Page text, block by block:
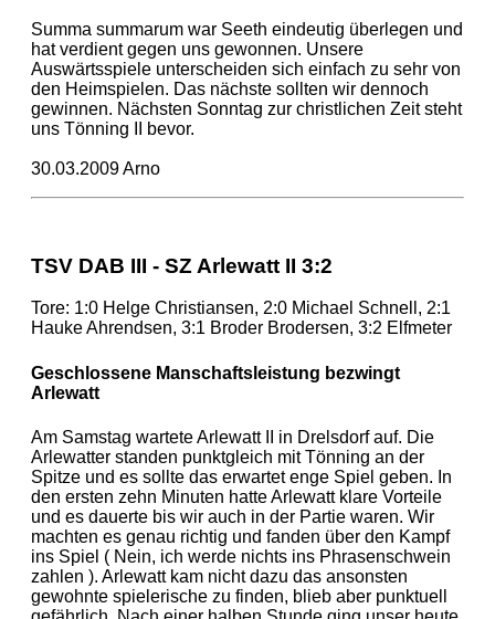
Summa summarum war Seeth eindeutig überlegen und
hat verdient gegen uns gewonnen. Unsere
Auswärtsspiele unterscheiden sich einfach zu sehr von
den Heimspielen. Das nächste sollten wir dennoch
gewinnen. Nächsten Sonntag zur christlichen Zeit steht
uns Tönning II bevor.
30.03.2009 Arno
TSV DAB III - SZ Arlewatt II 3:2
Tore: 1:0 Helge Christiansen, 2:0 Michael Schnell, 2:1
Hauke Ahrendsen, 3:1 Broder Brodersen, 3:2 Elfmeter
Geschlossene Manschaftsleistung bezwingt
Arlewatt
Am Samstag wartete Arlewatt II in Drelsdorf auf. Die
Arlewatter standen punktgleich mit Tönning an der
Spitze und es sollte das erwartet enge Spiel geben. In
den ersten zehn Minuten hatte Arlewatt klare Vorteile
und es dauerte bis wir auch in der Partie waren. Wir
machten es genau richtig und fanden über den Kampf
ins Spiel ( Nein, ich werde nichts ins Phrasenschwein
zahlen ). Arlewatt kam nicht dazu das ansonsten
gewohnte spielerische zu finden, blieb aber punktuell